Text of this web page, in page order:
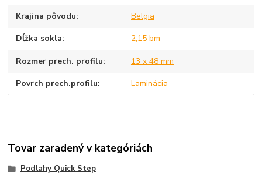
Krajina pôvodu Belgia
Dĺžka sokla 2,15 bm
Rozmer prech. profilu 13 x 48 mm
Povrch prech.profilu Laminácia
Tovar zaradený v kategóriách
Podlahy Quick Step